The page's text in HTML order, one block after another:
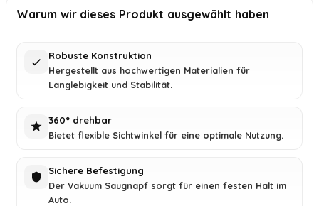
Warum wir dieses Produkt ausgewählt haben
Robuste Konstruktion
Hergestellt aus hochwertigen Materialien für
Langlebigkeit und Stabilität.
360° drehbar
Bietet flexible Sichtwinkel für eine optimale Nutzung.
Sichere Befestigung
Der Vakuum Saugnapf sorgt für einen festen Halt im
Auto.